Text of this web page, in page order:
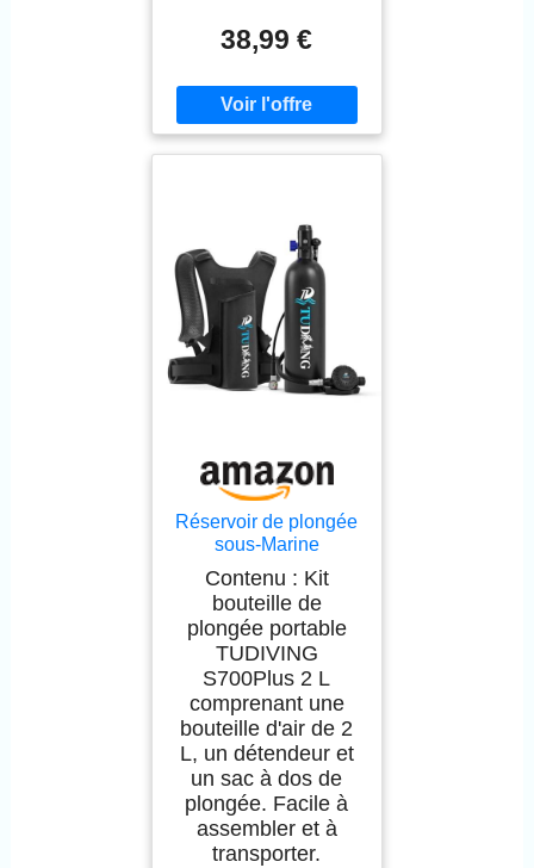
38,99 €
Réservoir de plongée
sous-Marine
TUDIVING-2L avec
30-45 Minutes de
Respiration, Cylindre
de plongée sous-
Marine Portable,
équipement de
plongée (S700Plus
B1 Black)
Contenu : Kit
bouteille de
plongée portable
TUDIVING
S700Plus 2 L
comprenant une
bouteille d'air de 2
L, un détendeur et
un sac à dos de
plongée. Facile à
assembler et à
transporter.